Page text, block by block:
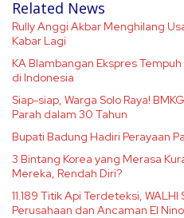
Related News
Rully Anggi Akbar Menghilang
Kabar Lagi
KA Blambangan Ekspres
di Indonesia
Siap-siap, Warga Solo Raya!
Parah dalam 30 Tahun
Bupati Badung Hadiri Perayaan
3 Bintang Korea yang Merasa
Mereka, Rendah Diri?
11.189 Titik Api Terdeteksi,
Perusahaan dan Ancaman El